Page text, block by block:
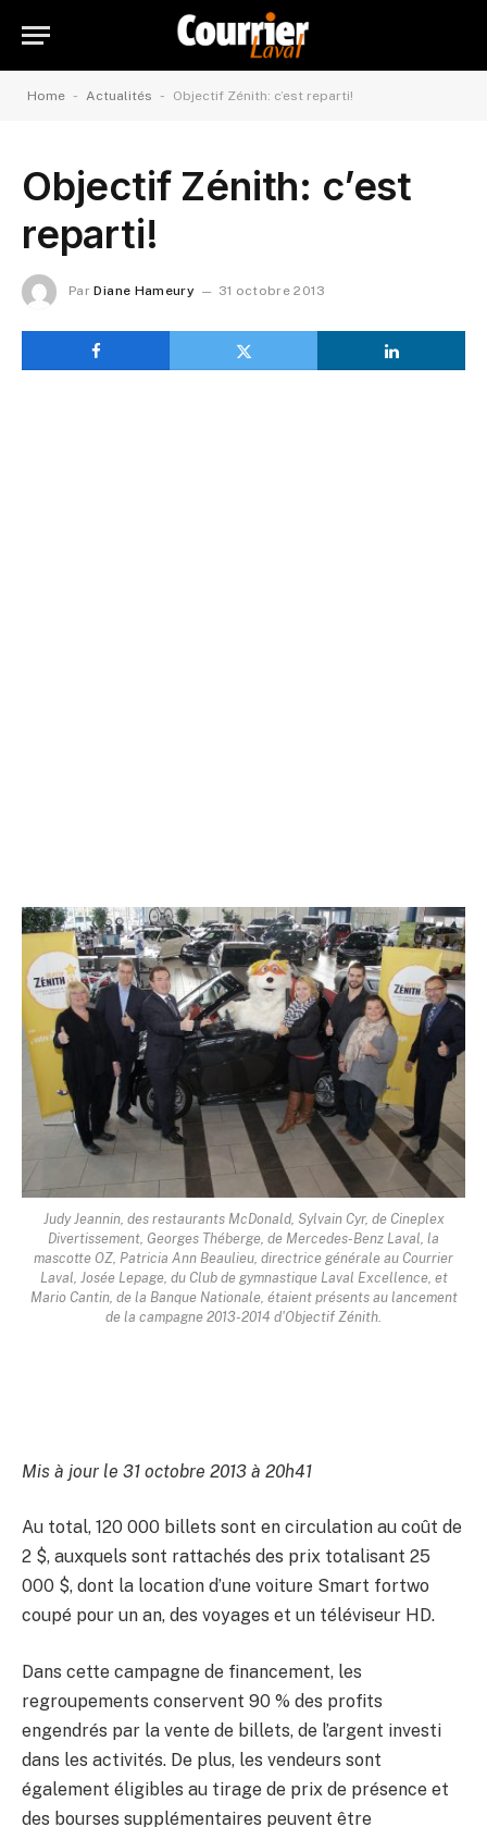
Home - Actualités - Objectif Zénith: c’est reparti!
Objectif Zénith: c’est
reparti!
Par Diane Hameury 31 octobre 2013
Judy Jeannin, des restaurants McDonald, Sylvain Cyr, de Cineplex
Divertissement, Georges Théberge, de Mercedes-Benz Laval, la
mascotte OZ, Patricia Ann Beaulieu, directrice générale au Courrier
Laval, Josée Lepage, du Club de gymnastique Laval Excellence, et
Mario Cantin, de la Banque Nationale, étaient présents au lancement
de la campagne 2013-2014 d'Objectif Zénith.
Mis à jour le 31 octobre 2013 à 20h41
Au total, 120 000 billets sont en circulation au coût de
2 $, auxquels sont rattachés des prix totalisant 25
000 $, dont la location d’une voiture Smart fortwo
coupé pour un an, des voyages et un téléviseur HD.
Dans cette campagne de financement, les
regroupements conservent 90 % des profits
engendrés par la vente de billets, de l’argent investi
dans les activités. De plus, les vendeurs sont
également éligibles au tirage de prix de présence et
des bourses supplémentaires peuvent être